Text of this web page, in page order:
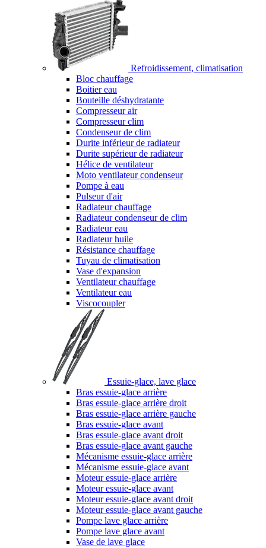
Refroidissement, climatisation
Bloc chauffage
Boitier eau
Bouteille déshydratante
Compresseur air
Compresseur clim
Condenseur de clim
Durite inférieur de radiateur
Durite supérieur de radiateur
Hélice de ventilateur
Moto ventilateur condenseur
Pompe à eau
Pulseur d'air
Radiateur chauffage
Radiateur condenseur de clim
Radiateur eau
Radiateur huile
Résistance chauffage
Tuyau de climatisation
Vase d'expansion
Ventilateur chauffage
Ventilateur eau
Viscocoupler
Essuie-glace, lave glace
Bras essuie-glace arrière
Bras essuie-glace arrière droit
Bras essuie-glace arrière gauche
Bras essuie-glace avant
Bras essuie-glace avant droit
Bras essuie-glace avant gauche
Mécanisme essuie-glace arrière
Mécanisme essuie-glace avant
Moteur essuie-glace arrière
Moteur essuie-glace avant
Moteur essuie-glace avant droit
Moteur essuie-glace avant gauche
Pompe lave glace arrière
Pompe lave glace avant
Vase de lave glace